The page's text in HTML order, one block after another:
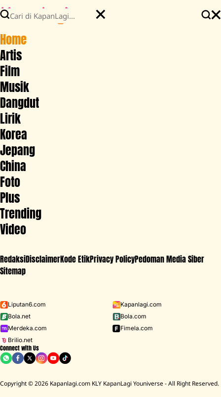
Iklan - Scroll ke bawah untuk melanjutkan
Home
Artis
Film
Musik
Dangdut
Lirik
Korea
Jepang
China
Foto
Plus
Trending
Video
RedaksiDisclaimerKode EtikPrivacy PolicyPedoman Media Siber
Sitemap
Liputan6.com
Kapanlagi.com
Bola.net
Bola.com
Merdeka.com
Fimela.com
Brilio.net
Connect with Us
Copyright © 2026 Kapanlagi.com KLY KapanLagi Youniverse - All Right Reserved.
D ACADEMY 8 Raisa
BREAKING
NEWS
Rumah Mendiang Diding Boneng Ambruk Rata Dengan Tanah Cerita